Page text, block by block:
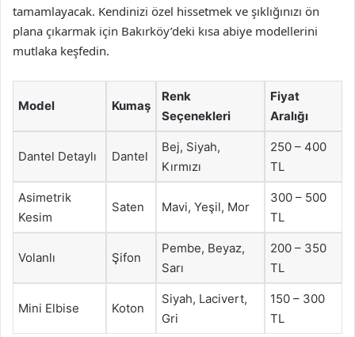
tamamlayacak. Kendinizi özel hissetmek ve şıklığınızı ön
plana çıkarmak için Bakırköy’deki kısa abiye modellerini
mutlaka keşfedin.
Model Kumaş
Renk
Seçenekleri
Fiyat
Aralığı
Dantel Detaylı Dantel
Bej, Siyah,
Kırmızı
250 – 400
TL
Asimetrik
Kesim
Saten Mavi, Yeşil, Mor
300 – 500
TL
Volanlı Şifon
Pembe, Beyaz,
Sarı
200 – 350
TL
Mini Elbise Koton
Siyah, Lacivert,
Gri
150 – 300
TL